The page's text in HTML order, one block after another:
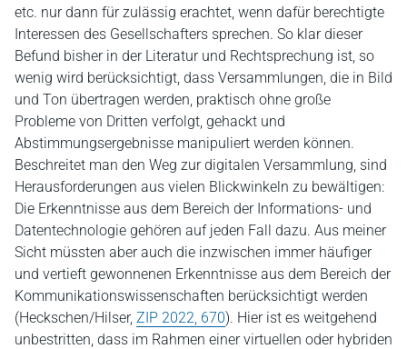
etc. nur dann für zulässig erachtet, wenn dafür berechtigte
Interessen des Gesellschafters sprechen. So klar dieser
Befund bisher in der Literatur und Rechtsprechung ist, so
wenig wird berücksichtigt, dass Versammlungen, die in Bild
und Ton übertragen werden, praktisch ohne große
Probleme von Dritten verfolgt, gehackt und
Abstimmungsergebnisse manipuliert werden können.
Beschreitet man den Weg zur digitalen Versammlung, sind
Herausforderungen aus vielen Blickwinkeln zu bewältigen:
Die Erkenntnisse aus dem Bereich der Informations- und
Datentechnologie gehören auf jeden Fall dazu. Aus meiner
Sicht müssten aber auch die inzwischen immer häufiger
und vertieft gewonnenen Erkenntnisse aus dem Bereich der
Kommunikationswissenschaften berücksichtigt werden
(Heckschen/Hilser, ZIP 2022, 670). Hier ist es weitgehend
unbestritten, dass im Rahmen einer virtuellen oder hybriden